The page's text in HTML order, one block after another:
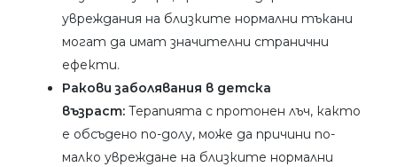
увреждания на близките нормални тъкани
могат да имат значителни странични
ефекти.
Ракови заболявания в детска
възраст: Терапията с протонен лъч, както
е обсъдено по-долу, може да причини по-
малко увреждане на близките нормални